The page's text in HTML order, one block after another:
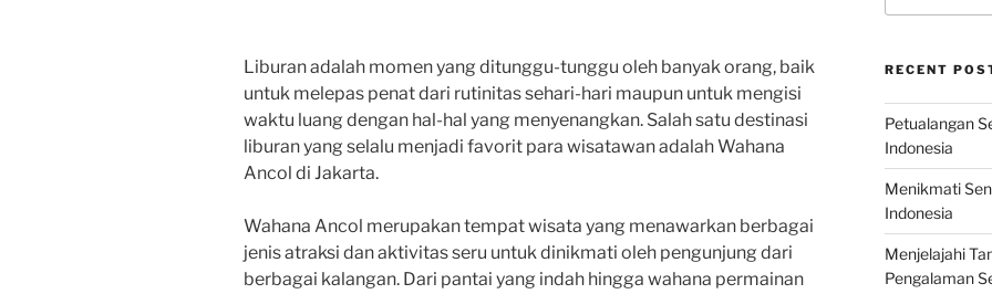
Liburan adalah momen yang ditunggu-tunggu oleh banyak orang, baik
untuk melepas penat dari rutinitas sehari-hari maupun untuk mengisi
waktu luang dengan hal-hal yang menyenangkan. Salah satu destinasi
liburan yang selalu menjadi favorit para wisatawan adalah Wahana
Ancol di Jakarta.
Wahana Ancol merupakan tempat wisata yang menawarkan berbagai
jenis atraksi dan aktivitas seru untuk dinikmati oleh pengunjung dari
berbagai kalangan. Dari pantai yang indah hingga wahana permainan
RECENT
Petualangan
Indonesia
Menikmati
Indonesia
Menjelajahi
Pengalaman